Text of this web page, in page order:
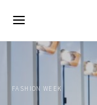
FASHION WEEK